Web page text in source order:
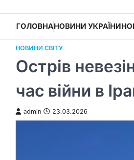
ГОЛОВНАНОВИНИ УКРАЇНИ
НОВИНИ СВІТУ
Острів
час війни в
admin 23.03.2026